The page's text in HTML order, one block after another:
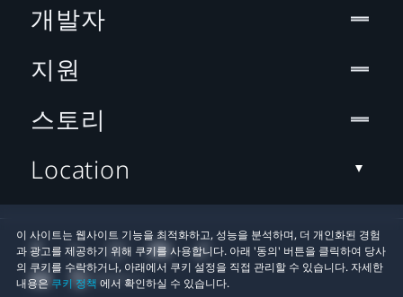
이 사이트는 웹사이트 기능을 최적화하고, 성능을 분석하며, 더 개인화된 경험
과 광고를 제공하기 위해 쿠키를 사용합니다. 아래 '동의' 버튼을 클릭하여 당사
의 쿠키를 수락하거나, 아래에서 쿠키 설정을 직접 관리할 수 있습니다. 자세한
내용은 쿠키 정책 에서 확인하실 수 있습니다.
개발자
지원
스토리
Location